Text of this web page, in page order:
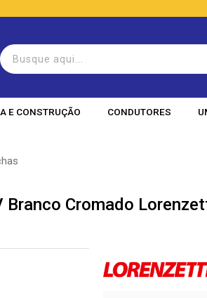
E CONSTRUÇÃO CONDUTORES
Branco Cromado